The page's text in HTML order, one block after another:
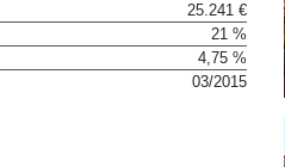
25.241 €
21 %
4,75 %
03/2015